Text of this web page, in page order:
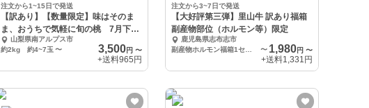
注文から1~15日で発送
【訳あり】【数量限定】味はそのま
ま、おうちで気軽に旬の桃 7月下旬
より発送
山梨県南アルプス市
約2kg 約4~7玉 〜 3,500円〜
+送料965円
注文から3~7日で発送
【大好評第三弾】里山牛 訳あり福箱
副産物部位（ホルモン等）限定
鹿児島県志布志市
〜 1,980円 〜
+送料1,331円